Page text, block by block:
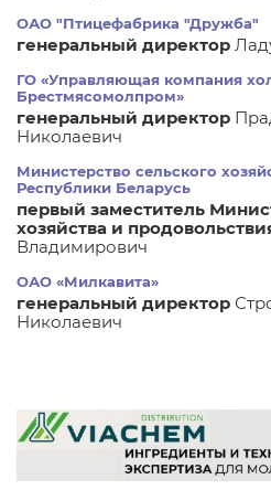
ОАО "Птицефабрика "Дружба"
генеральный директор
ГО «Управляющая компания
Брестмясомолпром»
генеральный директор
Николаевич
Министерство сельского
Республики Беларусь
первый заместитель
хозяйства и
Владимирович
ОАО «Милкавита»
генеральный директор
Николаевич